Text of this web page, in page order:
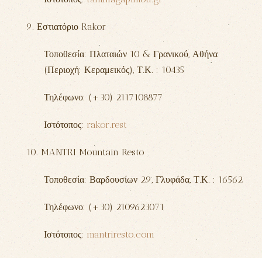
9. Εστιατόριο Rakor
Τοποθεσία: Πλαταιών 10 & Γρανικού, Αθήνα
(Περιοχή: Κεραμεικός), Τ.Κ. : 10435
Τηλέφωνο: (+30) 2117108877
Ιστότοπος: rakor.rest
10. MANTRI Mountain Resto
Τοποθεσία: Βαρδουσίων 29, Γλυφάδα, Τ.Κ. : 16562
Τηλέφωνο: (+30) 2109623071
Ιστότοπος: mantriresto.com